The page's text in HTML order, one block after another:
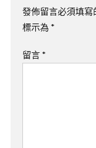
發佈留言必須填寫
標示為 *
留言 *